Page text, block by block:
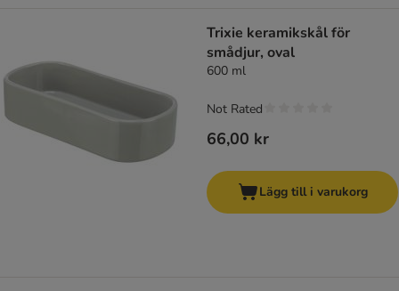
Trixie keramikskål för
smådjur, oval
600 ml
66,00 kr
Not Rated
Lägg till i varukorg